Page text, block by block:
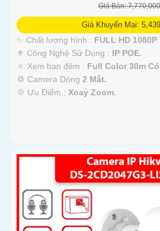
Giá Bán:
Giá Khuyến Mại:
✨ Chất lượng hình : FULL HD 1080P
⚜️ Công Nghệ Sử Dụng : IP POE.
🔅 Xem ban đêm : Full Color 30m
💢 Camera Dòng 2 Mắt.
️💠 Ưu Điểm : Xoay Zoom.